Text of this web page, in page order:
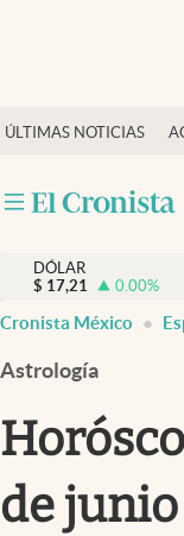
ÚLTIMAS NOTICIAS
Actualidad
Internacionales
Opinión
Brand Strategy
Vida y estilo
Tv
DÓLAR
$ 17,21 0.00%
Cronista México
Astrología
de junio